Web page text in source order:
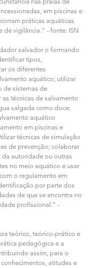
em piscinas e
práticas aquáticas
vigilância.” - fonte: ISN
salvador o formando
tipos,
os diferentes
aquático; utilizar
de sistemas de
técnicas de salvamento
salgada como doce;
aquático
em piscinas e
técnicas de simulação
de prevenção; colaborar
da autoridade ou outras
no meio aquático e usar
o regulamento em
por parte dos
de que se encontra no
profissional.” -
teórico, teórico-prático e
pedagógica e a
assim, para o
atitudes e